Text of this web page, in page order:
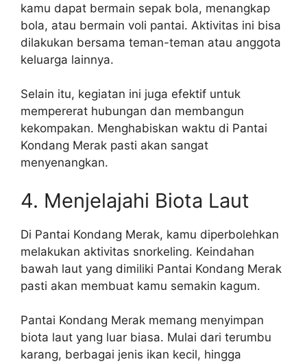
kamu dapat bermain sepak bola, menangkap
bola, atau bermain voli pantai. Aktivitas ini bisa
dilakukan bersama teman-teman atau anggota
keluarga lainnya.
Selain itu, kegiatan ini juga efektif untuk
mempererat hubungan dan membangun
kekompakan. Menghabiskan waktu di Pantai
Kondang Merak pasti akan sangat
menyenangkan.
4. Menjelajahi Biota Laut
Di Pantai Kondang Merak, kamu diperbolehkan
melakukan aktivitas snorkeling. Keindahan
bawah laut yang dimiliki Pantai Kondang Merak
pasti akan membuat kamu semakin kagum.
Pantai Kondang Merak memang menyimpan
biota laut yang luar biasa. Mulai dari terumbu
karang, berbagai jenis ikan kecil, hingga